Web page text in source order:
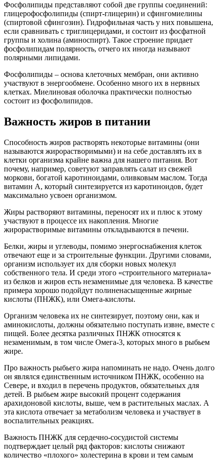
Фосфолипиды представляют собой две группы соединений:
глицерофосфолипиды (спирт-глицерин) и сфингомиелины
(спиртовой сфингозин). Гидрофильная часть у них повышена,
если сравнивать с триглицеридами, и состоит из фосфатной
группы и холина (аминоспирт). Такое строение придает
фосфолипидам полярность, отчего их иногда называют
полярными липидами.
Фосфолипиды – основа клеточных мембран, они активно
участвуют в энергообмене. Особенно много их в нервных
клетках. Миелиновая оболочка практически полностью
состоит из фосфолипидов.
Важность жиров в питании
Способность жиров растворять некоторые витамины (они
называются жирорастворимыми) и на себе доставлять их в
клетки организма крайне важна для нашего питания. Вот
почему, например, советуют заправлять салат из свежей
моркови, богатой каротиноидами, оливковым маслом. Тогда
витамин А, который синтезируется из каротиноидов, будет
максимально усвоен организмом.
Жиры растворяют витамины, переносят их и плюс к этому
участвуют в процессе их накопления. Многие
жирорастворимые витамины откладываются в печени.
Белки, жиры и углеводы, помимо энергоснабжения клеток
отвечают еще и за строительные функции. Другими словами,
организм использует их для сборки новых молекул
собственного тела. И среди этого «строительного материала»
из белков и жиров есть незаменимые для человека. В качестве
примера хорошо подойдут полиненасыщенные жирные
кислоты (ПНЖК), или Омега-кислоты.
Организм человека их не синтезирует, поэтому они, как и
аминокислоты, должны обязательно поступать извне, вместе с
пищей. Более десятка различных ПНЖК относятся к
незаменимым, в том числе Омега-3, которых много в рыбьем
жире.
Про важность рыбьего жира напоминать не надо. Очень долго
он являлся единственным источником ПНЖК, особенно на
Севере, и входил в перечень продуктов, обязательных для
детей. В рыбьем жире высокий процент содержания
арахидоновой кислоты, выше, чем в растительных маслах. А
эта кислота отвечает за метаболизм человека и участвует в
воспалительных реакциях.
Важность ПНЖК для сердечно-сосудистой системы
подтверждает целый ряд факторов: кислоты снижают
количество «плохого» холестерина в крови и тем самым